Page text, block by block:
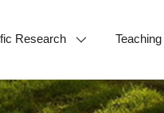
Research